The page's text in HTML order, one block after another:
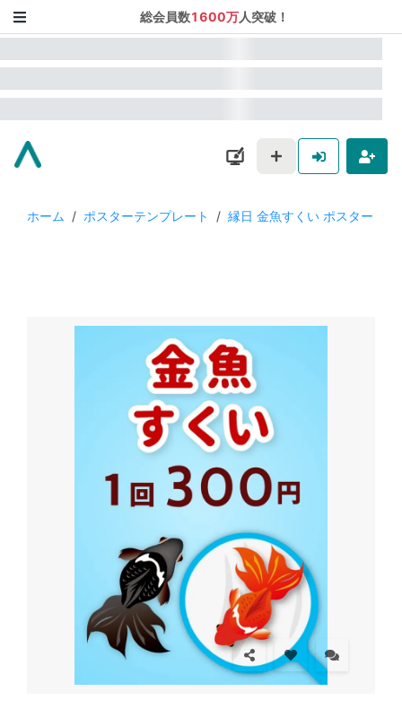
総会員数1600万人突破！
ホーム / ポスターテンプレート / 縁日 金魚すくい ポスター